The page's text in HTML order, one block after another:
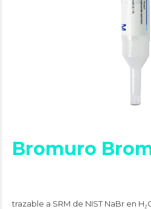
Bromuro
trazable a SRM de NIST NaBr en